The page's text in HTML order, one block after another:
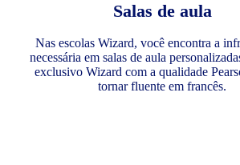
Salas de aula
Nas escolas Wizard, você encontra a
necessária em salas de aula
exclusivo Wizard com a qualidade
tornar fluente em francês.